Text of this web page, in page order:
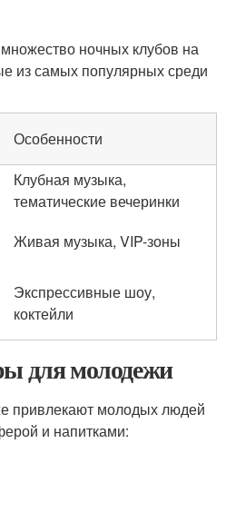
ночных клубов на
из самых популярных среди
Особенности
Клубная музыка,
тематические вечеринки
Живая музыка, VIP-зоны
Экспрессивные шоу,
коктейли
для молодежи
привлекают молодых людей
и напитками: